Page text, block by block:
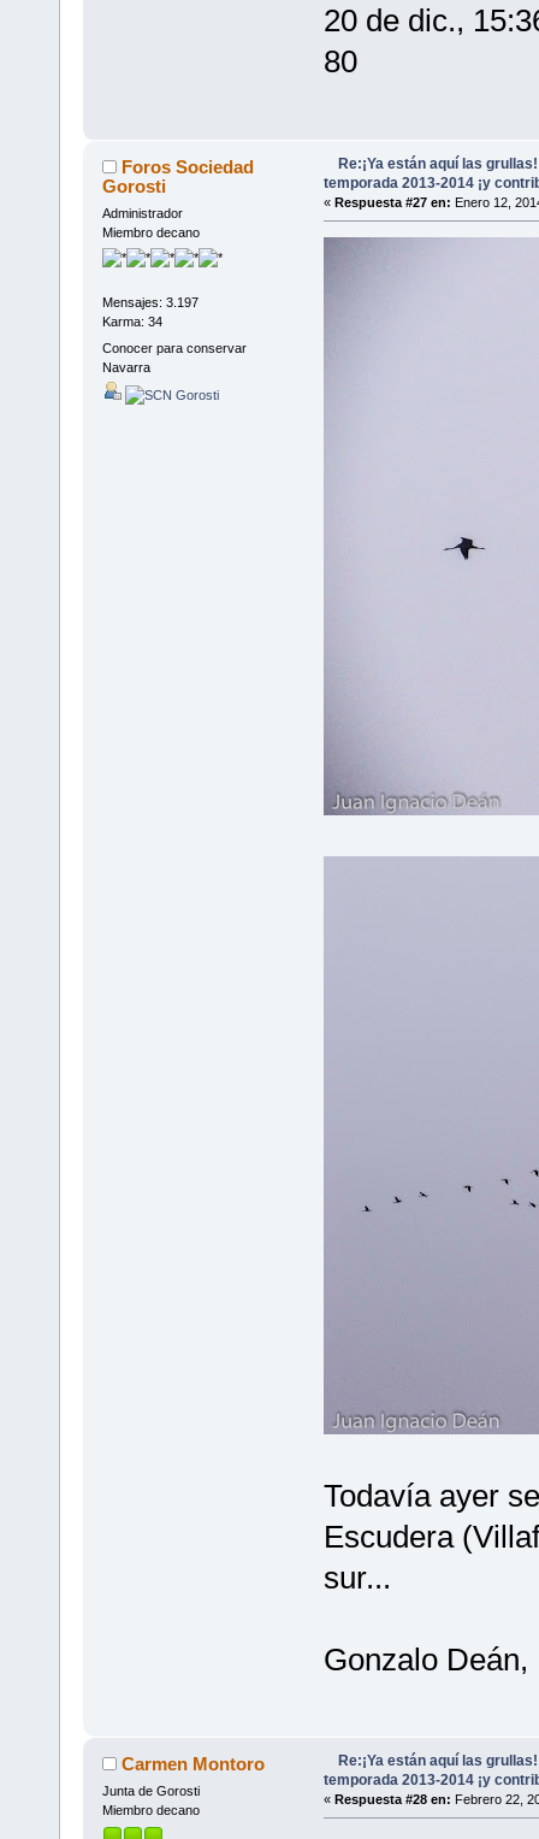
20 de dic.,
80
Foros Sociedad
Gorosti
Administrador
Miembro decano
Mensajes: 3.197
Karma: 34
Conocer para conservar
Navarra
Re:¡Ya están aquí las
temporada 2013-2014 ¡y
« Respuesta #27 en: Enero 12,
Todavía ayer
Escudera
sur...
Gonzalo
Carmen Montoro
Junta de Gorosti
Miembro decano
Re:¡Ya están aquí las
temporada 2013-2014 ¡y
« Respuesta #28 en: Febrero 22,